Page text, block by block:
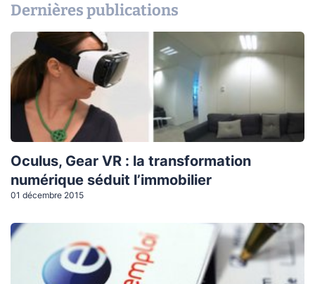
Dernières publications
Oculus, Gear VR : la transformation
numérique séduit l’immobilier
01 décembre 2015